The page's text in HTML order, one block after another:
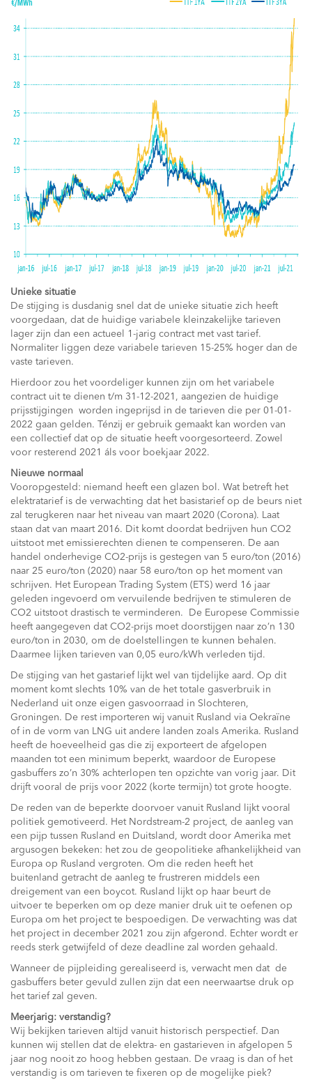
Unieke situatie
De stijging is dusdanig snel dat de unieke situatie zich heeft
voorgedaan, dat de huidige variabele kleinzakelijke tarieven
lager zijn dan een actueel 1-jarig contract met vast tarief.
Normaliter liggen deze variabele tarieven 15-25% hoger dan de
vaste tarieven.
Hierdoor zou het voordeliger kunnen zijn om het variabele
contract uit te dienen t/m 31-12-2021, aangezien de huidige
prijsstijgingen worden ingeprijsd in de tarieven die per 01-01-
2022 gaan gelden. Ténzij er gebruik gemaakt kan worden van
een collectief dat op de situatie heeft voorgesorteerd. Zowel
voor resterend 2021 áls voor boekjaar 2022.
Nieuwe normaal
Vooropgesteld: niemand heeft een glazen bol. Wat betreft het
elektratarief is de verwachting dat het basistarief op de beurs niet
zal terugkeren naar het niveau van maart 2020 (Corona). Laat
staan dat van maart 2016. Dit komt doordat bedrijven hun CO2
uitstoot met emissierechten dienen te compenseren. De aan
handel onderhevige CO2-prijs is gestegen van 5 euro/ton (2016)
naar 25 euro/ton (2020) naar 58 euro/ton op het moment van
schrijven. Het European Trading System (ETS) werd 16 jaar
geleden ingevoerd om vervuilende bedrijven te stimuleren de
CO2 uitstoot drastisch te verminderen. De Europese Commissie
heeft aangegeven dat CO2-prijs moet doorstijgen naar zo’n 130
euro/ton in 2030, om de doelstellingen te kunnen behalen.
Daarmee lijken tarieven van 0,05 euro/kWh verleden tijd.
De stijging van het gastarief lijkt wel van tijdelijke aard. Op dit
moment komt slechts 10% van de het totale gasverbruik in
Nederland uit onze eigen gasvoorraad in Slochteren,
Groningen. De rest importeren wij vanuit Rusland via Oekraïne
of in de vorm van LNG uit andere landen zoals Amerika. Rusland
heeft de hoeveelheid gas die zij exporteert de afgelopen
maanden tot een minimum beperkt, waardoor de Europese
gasbuffers zo’n 30% achterlopen ten opzichte van vorig jaar. Dit
drijft vooral de prijs voor 2022 (korte termijn) tot grote hoogte.
De reden van de beperkte doorvoer vanuit Rusland lijkt vooral
politiek gemotiveerd. Het Nordstream-2 project, de aanleg van
een pijp tussen Rusland en Duitsland, wordt door Amerika met
argusogen bekeken: het zou de geopolitieke afhankelijkheid van
Europa op Rusland vergroten. Om die reden heeft het
buitenland getracht de aanleg te frustreren middels een
dreigement van een boycot. Rusland lijkt op haar beurt de
uitvoer te beperken om op deze manier druk uit te oefenen op
Europa om het project te bespoedigen. De verwachting was dat
het project in december 2021 zou zijn afgerond. Echter wordt er
reeds sterk getwijfeld of deze deadline zal worden gehaald.
Wanneer de pijpleiding gerealiseerd is, verwacht men dat de
gasbuffers beter gevuld zullen zijn dat een neerwaartse druk op
het tarief zal geven.
Meerjarig: verstandig?
Wij bekijken tarieven altijd vanuit historisch perspectief. Dan
kunnen wij stellen dat de elektra- en gastarieven in afgelopen 5
jaar nog nooit zo hoog hebben gestaan. De vraag is dan of het
verstandig is om tarieven te fixeren op de mogelijke piek?